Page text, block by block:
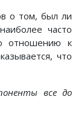
о том, был ли
часто
отношению к
что
все до